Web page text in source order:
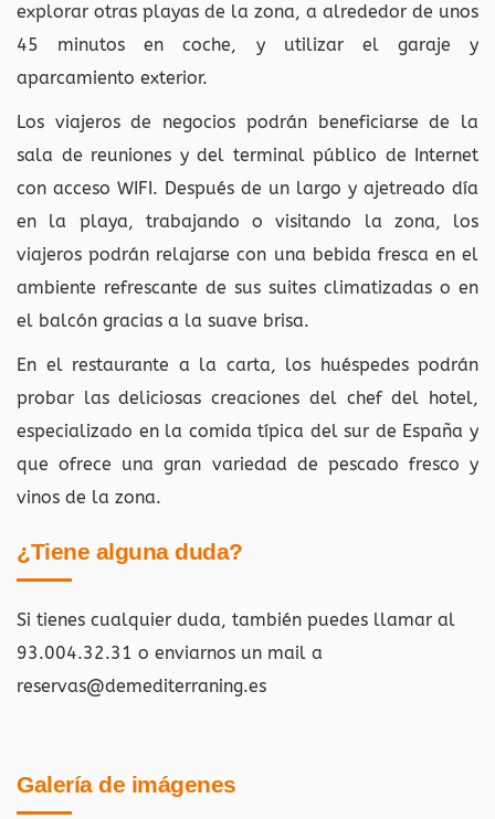
explorar otras playas de la zona, a alrededor de unos
45 minutos en coche, y utilizar el garaje y
aparcamiento exterior.
Los viajeros de negocios podrán beneficiarse de la
sala de reuniones y del terminal público de Internet
con acceso WIFI. Después de un largo y ajetreado día
en la playa, trabajando o visitando la zona, los
viajeros podrán relajarse con una bebida fresca en el
ambiente refrescante de sus suites climatizadas o en
el balcón gracias a la suave brisa.
En el restaurante a la carta, los huéspedes podrán
probar las deliciosas creaciones del chef del hotel,
especializado en la comida típica del sur de España y
que ofrece una gran variedad de pescado fresco y
vinos de la zona.
¿Tiene alguna duda?
Si tienes cualquier duda, también puedes llamar al
93.004.32.31 o enviarnos un mail a
reservas@demediterraning.es
Galería de imágenes